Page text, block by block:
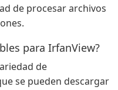
de procesar archivos
para IrfanView?
de
se pueden descargar